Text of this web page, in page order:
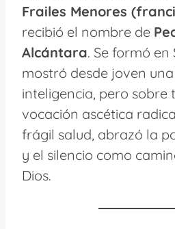
Frailes Menores
recibió el nombre de
Alcántara. Se formó
mostró desde joven
inteligencia, pero sobre
vocación ascética
frágil salud, abrazó la
y el silencio como
Dios.